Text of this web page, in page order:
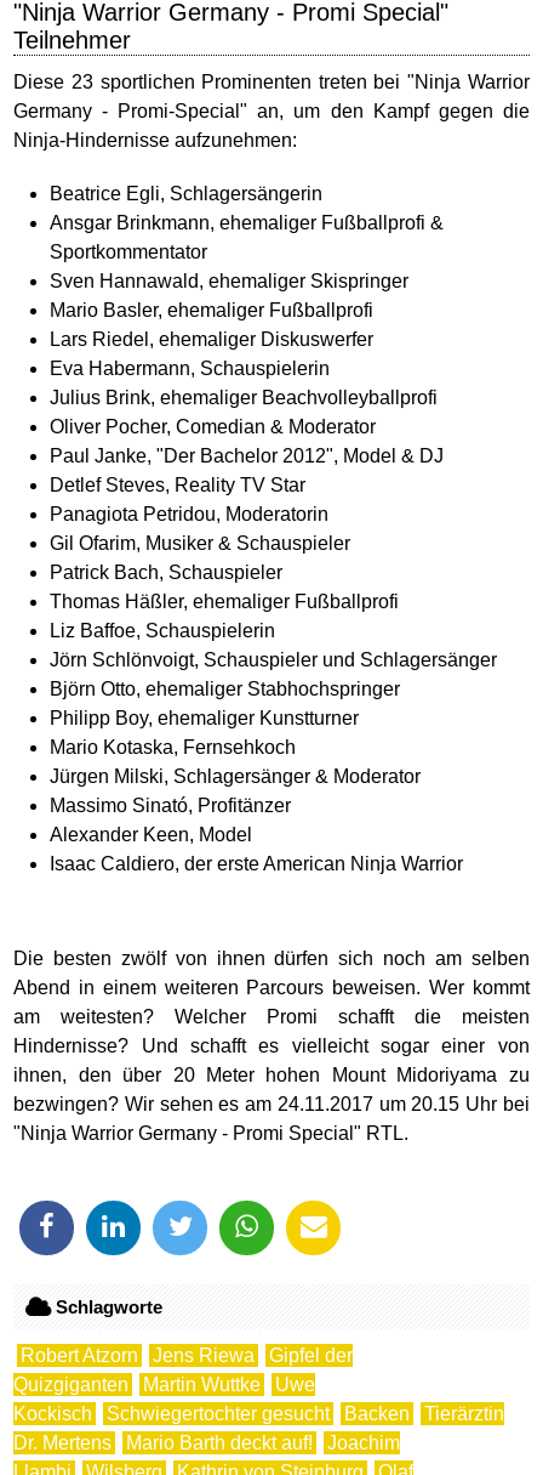
"Ninja Warrior Germany - Promi Special"
Teilnehmer
Diese 23 sportlichen Prominenten treten bei "Ninja Warrior
Germany - Promi-Special" an, um den Kampf gegen die
Ninja-Hindernisse aufzunehmen:
Beatrice Egli, Schlagersängerin
Ansgar Brinkmann, ehemaliger Fußballprofi &
Sportkommentator
Sven Hannawald, ehemaliger Skispringer
Mario Basler, ehemaliger Fußballprofi
Lars Riedel, ehemaliger Diskuswerfer
Eva Habermann, Schauspielerin
Julius Brink, ehemaliger Beachvolleyballprofi
Oliver Pocher, Comedian & Moderator
Paul Janke, "Der Bachelor 2012", Model & DJ
Detlef Steves, Reality TV Star
Panagiota Petridou, Moderatorin
Gil Ofarim, Musiker & Schauspieler
Patrick Bach, Schauspieler
Thomas Häßler, ehemaliger Fußballprofi
Liz Baffoe, Schauspielerin
Jörn Schlönvoigt, Schauspieler und Schlagersänger
Björn Otto, ehemaliger Stabhochspringer
Philipp Boy, ehemaliger Kunstturner
Mario Kotaska, Fernsehkoch
Jürgen Milski, Schlagersänger & Moderator
Massimo Sinató, Profitänzer
Alexander Keen, Model
Isaac Caldiero, der erste American Ninja Warrior
Die besten zwölf von ihnen dürfen sich noch am selben
Abend in einem weiteren Parcours beweisen. Wer kommt
am weitesten? Welcher Promi schafft die meisten
Hindernisse? Und schafft es vielleicht sogar einer von
ihnen, den über 20 Meter hohen Mount Midoriyama zu
bezwingen? Wir sehen es am 24.11.2017 um 20.15 Uhr bei
"Ninja Warrior Germany - Promi Special" RTL.
Schlagworte
Robert Atzorn Jens Riewa
Gipfel der
Quizgiganten
Martin Wuttke
Uwe
Kockisch
Schwiegertochter gesucht Backen
Tierärztin
Dr. Mertens
Mario Barth deckt auf!
Joachim